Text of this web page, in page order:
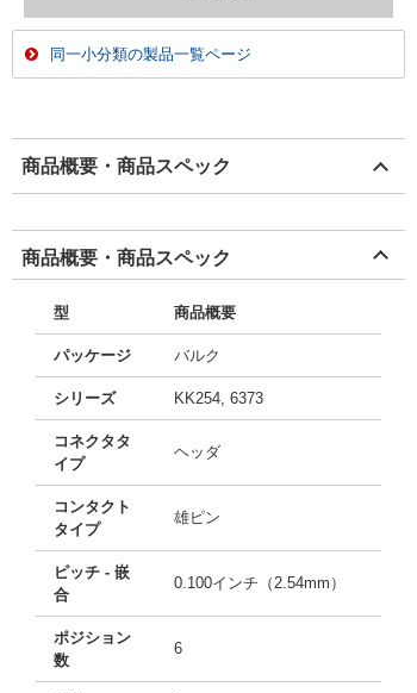
同一小分類の製品一覧ページ
商品概要・商品スペック
商品概要・商品スペック
型 商品概要
パッケージ バルク
シリーズ KK254, 6373
コネクタタ
イプ
ヘッダ
コンタクト
タイプ
雄ピン
ピッチ - 嵌
合
0.100インチ（2.54mm）
ポジション
数
6